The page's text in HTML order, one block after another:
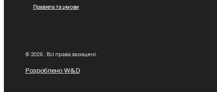
Правила та умови
© 2026 . Всі права захищені.
Розроблено W&D